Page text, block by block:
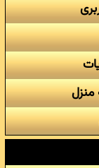
منزل